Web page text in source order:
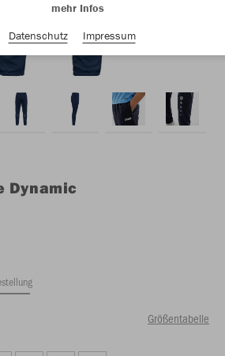
Dynamic
Größentabelle
mehr Infos
Datenschutz
Impressum